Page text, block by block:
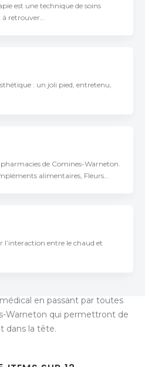
est une technique de soins
retrouver…
: un joli pied, entretenu,
pharmacies de Comines-Warneton.
alimentaires, Fleurs…
l’interaction entre le chaud et
en passant par toutes
Warneton qui permettront de
dans la tête.